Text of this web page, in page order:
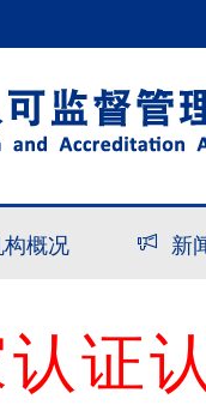
概况 新
认证